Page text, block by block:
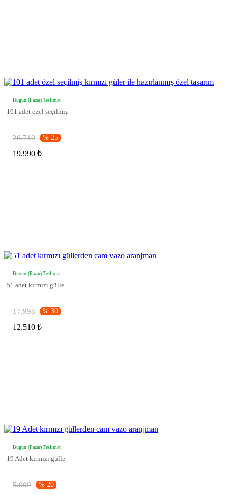
Bugün (Pazar) Teslimat
101 adet özel seçilmiş
26.710 % 25
19.990 ₺
Bugün (Pazar) Teslimat
51 adet kırmızı gülle
17.998 % 30
12.510 ₺
Bugün (Pazar) Teslimat
19 Adet kırmızı gülle
5.000 % 20